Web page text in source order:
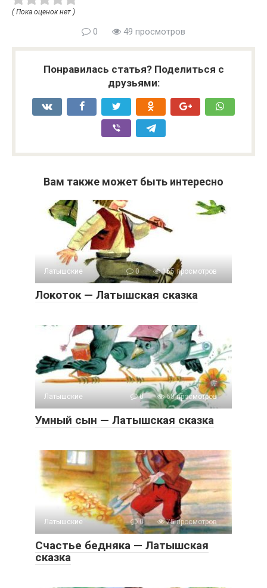
( Пока оценок нет )
0 49 просмотров
Понравилась статья? Поделиться с
друзьями:
Вам также может быть интересно
Латышские 0 165 просмотров
Локоток — Латышская сказка
Латышские 0 68 просмотров
Умный сын — Латышская сказка
Латышские 0 75 просмотров
Счастье бедняка — Латышская
сказка